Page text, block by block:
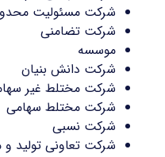
شرکت مسئولیت
شرکت تضامنی
موسسه
شرکت دانش بنیان
شرکت مختلط غیر
شرکت مختلط سهامی
شرکت نسبی
شرکت تعاونی تولید